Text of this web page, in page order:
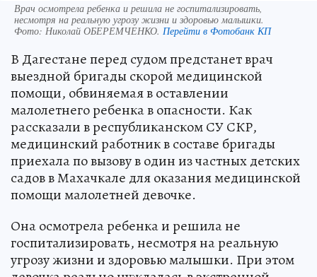
Врач осмотрела ребенка и решила не госпитализировать,
несмотря на реальную угрозу жизни и здоровью малышки.
Фото: Николай ОБЕРЕМЧЕНКО. Перейти в Фотобанк КП
В Дагестане перед судом предстанет врач
выездной бригады скорой медицинской
помощи, обвиняемая в оставлении
малолетнего ребенка в опасности. Как
рассказали в республиканском СУ СКР,
медицинский работник в составе бригады
приехала по вызову в один из частных детских
садов в Махачкале для оказания медицинской
помощи малолетней девочке.
Она осмотрела ребенка и решила не
госпитализировать, несмотря на реальную
угрозу жизни и здоровью малышки. При этом